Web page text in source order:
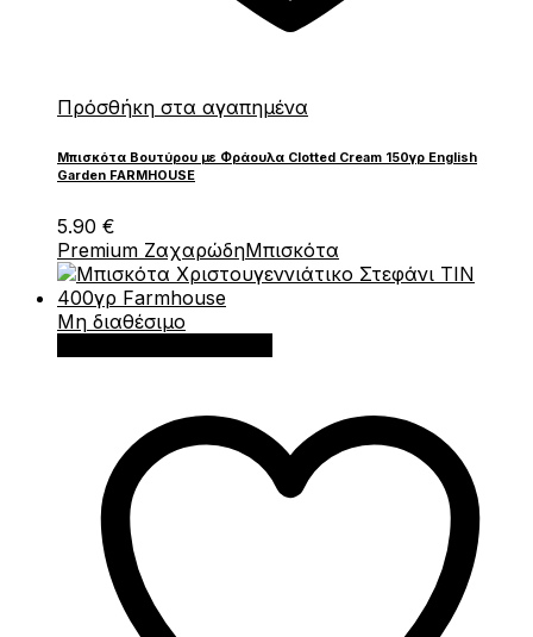
Πρόσθήκη στα αγαπημένα
Μπισκότα Βουτύρου με Φράουλα Clotted Cream 150γρ English
Garden FARMHOUSE
5.90 €
Premium ΖαχαρώδηΜπισκότα
Μη διαθέσιμο